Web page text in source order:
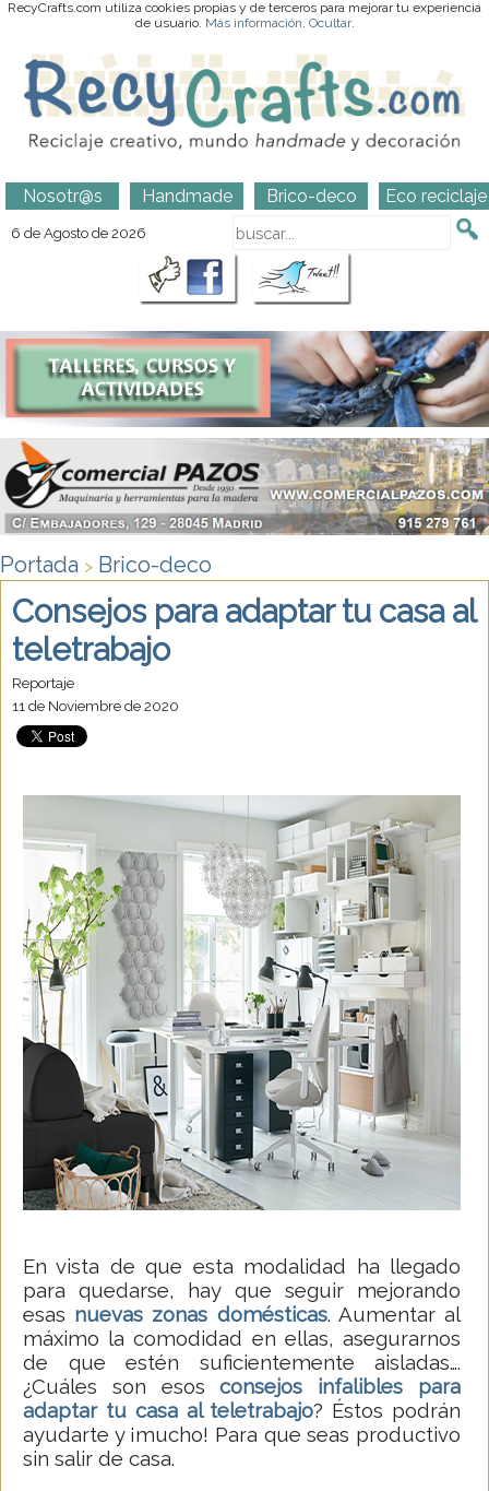
RecyCrafts.com utiliza cookies propias y de terceros para mejorar tu experiencia
de usuario. Más información. Ocultar.
Nosotr@s Handmade Brico-deco Eco reciclaje
6 de Agosto de 2026
Portada > Brico-deco
Consejos para adaptar tu casa al
teletrabajo
Reportaje
11 de Noviembre de 2020
En vista de que esta modalidad ha llegado
para quedarse, hay que seguir mejorando
esas nuevas zonas domésticas. Aumentar al
máximo la comodidad en ellas, asegurarnos
de que estén suficientemente aisladas….
¿Cuáles son esosconsejos infalibles para
adaptar tu casa al teletrabajo? Éstos podrán
ayudarte y ¡mucho! Para que seas productivo
sin salir de casa.